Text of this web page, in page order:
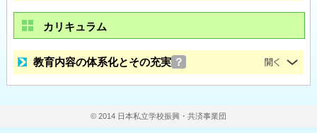
カリキュラム
教育内容の体系化とその充実 ？
© 2014 日本私立学校振興・共済事業団